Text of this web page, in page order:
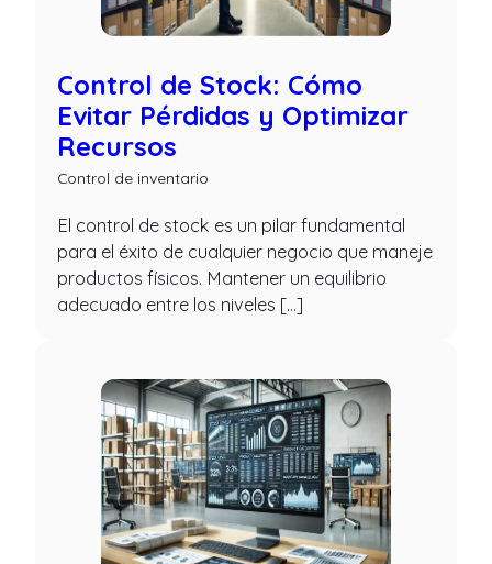
Control de Stock: Cómo
Evitar Pérdidas y Optimizar
Recursos
Control de inventario
El control de stock es un pilar fundamental
para el éxito de cualquier negocio que maneje
productos físicos. Mantener un equilibrio
adecuado entre los niveles […]